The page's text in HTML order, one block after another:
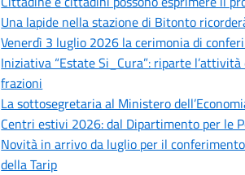
Una lapide nella stazione di Bitonto
Venerdì 3 luglio 2026 la cerimonia di
Iniziativa “Estate Si_Cura”: riparte
frazioni
La sottosegretaria al Ministero
Centri estivi 2026: dal Dipartimento per le
Novità in arrivo da luglio per il
della Tarip